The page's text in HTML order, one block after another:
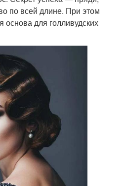
по всей длине. При этом
основа для голливудских